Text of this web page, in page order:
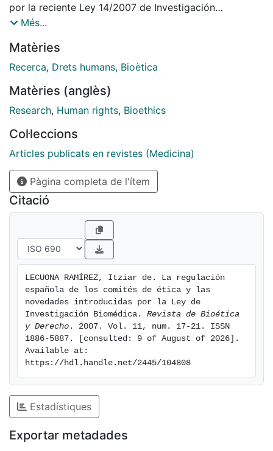
por la reciente Ley 14/2007 de Investigación
Biomédica -entre otras, la creación de Comité de
constatar que, actualmente, estas instancias no sólo
tienen una plasmación en el ordenamiento jurídico sino
que ayudan a la reflexión moral de los avances, a
dilucidar los límites de actuación y sobre todo a
Més...
Matèries
Recerca, Drets humans, Bioètica
Matèries (anglès)
Research, Human rights, Bioethics
Col·leccions
Articles publicats en revistes (Medicina)
Pàgina completa de l'ítem
Citació
LECUONA RAMÍREZ, Itziar de. La regulación
española de los comités de ética y las
novedades introducidas por la Ley de
Investigación Biomédica. Revista de Bioética
y Derecho . 2007. Vol. 11, num. 17-21. ISSN
1886-5887. [consulted: 9 of August of 2026].
Available at:
https://hdl.handle.net/2445/104808
Estadístiques
Exportar metadades